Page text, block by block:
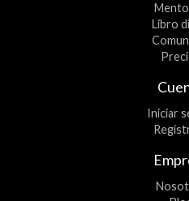
Libro
Iniciar